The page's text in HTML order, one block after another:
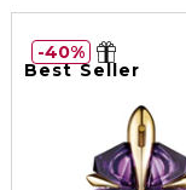
Best Seller
40%